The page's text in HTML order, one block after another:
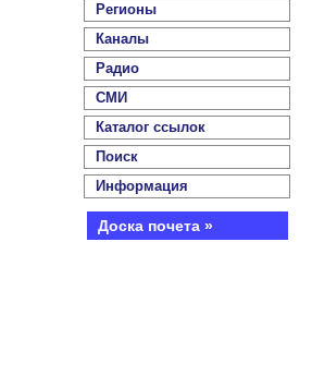
Регионы
Каналы
Радио
СМИ
Каталог ссылок
Поиск
Информация
Доска почета »